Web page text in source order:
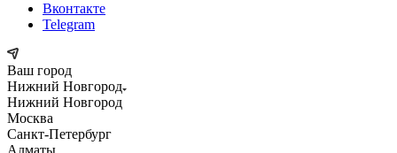
Вконтакте
Telegram
Ваш город
Нижний Новгород
Нижний Новгород
Москва
Санкт-Петербург
Алматы